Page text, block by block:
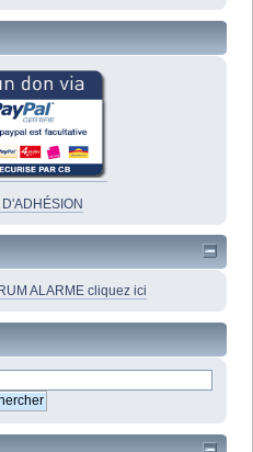
ALARME cliquez ici